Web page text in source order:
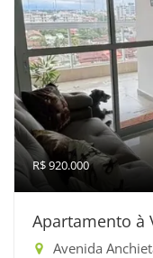
R$ 920.000
Apartamento à
Avenida